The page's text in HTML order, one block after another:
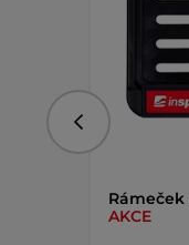
Rámeček
AKCE
Předchozí